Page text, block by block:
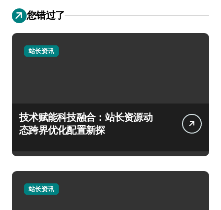
您错过了
站长资讯
技术赋能科技融合：站长资源动
态跨界优化配置新探
站长资讯